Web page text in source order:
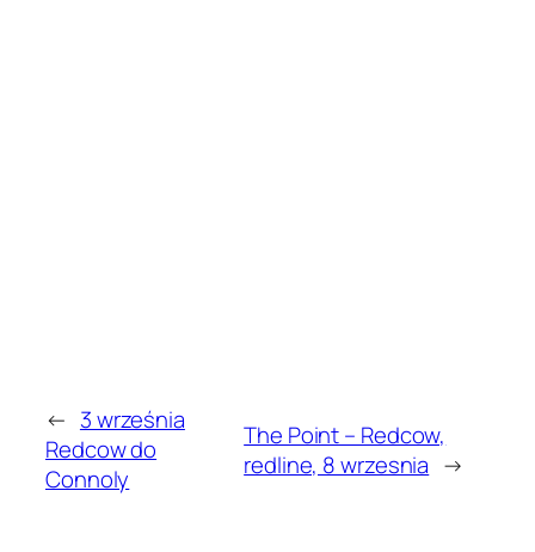
← 3 września
Redcow do
Connoly
The Point – Redcow,
redline, 8 wrzesnia →